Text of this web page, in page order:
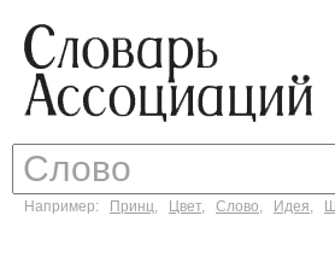
Например: Принц, Цвет, Слово, Идея,